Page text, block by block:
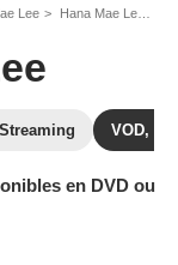
Lee Hana Mae Lee : ses Blu-Ray, DVD, VOD, SVOD
Streaming VOD,
en DVD ou